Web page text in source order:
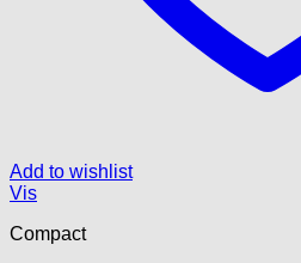
Add to wishlist
Vis
Compact